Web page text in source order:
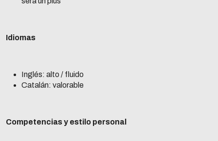
Idiomas
Inglés: alto / fluido
Catalán: valorable
Competencias y estilo personal